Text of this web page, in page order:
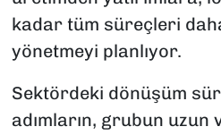
kadar tüm süreçleri
yönetmeyi planlıyor.
Sektördeki dönüşüm
adımların, grubun uzun